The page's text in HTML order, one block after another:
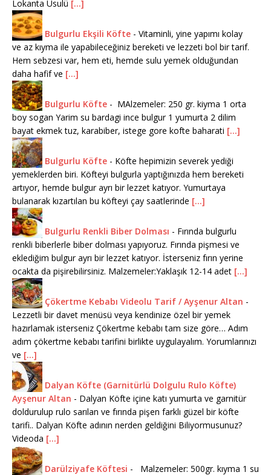
Lokanta Usulü [...]
Bulgurlu Ekşili Köfte - Vitaminli, yine yapımı kolay
ve az kıyma ile yapabileceğiniz bereketi ve lezzeti bol bir tarif.
Hem sebzesi var, hem eti, hemde sulu yemek olduğundan
daha hafif ve [...]
Bulgurlu Köfte - MAlzemeler: 250 gr. kiyma 1 orta
boy sogan Yarim su bardagi ince bulgur 1 yumurta 2 dilim
bayat ekmek tuz, karabiber, istege gore kofte baharati [...]
Bulgurlu Köfte - Köfte hepimizin severek yediği
yemeklerden biri. Köfteyi bulgurla yaptığınızda hem bereketi
artıyor, hemde bulgur ayrı bir lezzet katıyor. Yumurtaya
bulanarak kızartılan bu köfteyi çay saatlerinde [...]
Bulgurlu Renkli Biber Dolması - Fırında bulgurlu
renkli biberlerle biber dolması yapıyoruz. Fırında pişmesi ve
eklediğim bulgur ayrı bir lezzet katıyor. İsterseniz fırın yerine
ocakta da pişirebilirsiniz. Malzemeler:Yaklaşık 12-14 adet [...]
Çökertme Kebabı Videolu Tarif / Ayşenur Altan -
Lezzetli bir davet menüsü veya kendinize özel bir yemek
hazırlamak isterseniz Çökertme kebabı tam size göre… Adım
adım çökertme kebabı tarifini birlikte uygulayalım. Yorumlarınızı
ve [...]
Dalyan Köfte (Garnitürlü Dolgulu Rulo Köfte)
Ayşenur Altan - Dalyan Köfte içine katı yumurta ve garnitür
doldurulup rulo sarılan ve fırında pişen farklı güzel bir köfte
tarifi.. Dalyan Köfte adının nerden geldiğini Biliyormusunuz?
Videoda [...]
Darülziyafe Köftesi -
Malzemeler: 500gr. kıyma 1 su